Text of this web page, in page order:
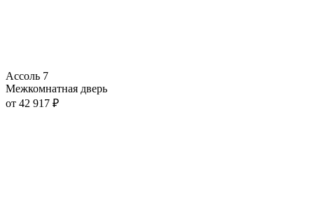
Ассоль 7
Межкомнатная дверь
от 42 917 ₽